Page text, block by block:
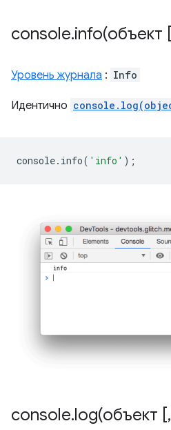
console.info(объект [
Уровень журнала : Info
Идентично
console. info( 'info' );
console.log(объект [,